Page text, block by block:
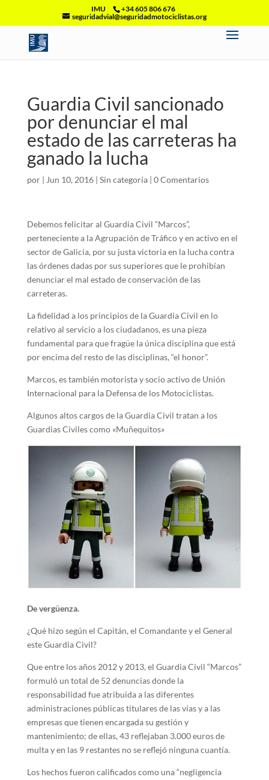
IMU
+34 605 806 676
seguridadvial@seguridadmotociclistas.org
Guardia Civil sancionado
por denunciar el mal
estado de las carreteras ha
ganado la lucha
por | Jun 10, 2016| Sin categoría| 0 Comentarios
Debemos felicitar al Guardia Civil “Marcos”,
perteneciente a la Agrupación de Tráfico y en activo en el
sector de Galicia, por su justa victoria en la lucha contra
las órdenes dadas por sus superiores que le prohibían
denunciar el mal estado de conservación de las
carreteras.
La fidelidad a los principios de la Guardia Civil en lo
relativo al servicio a los ciudadanos, es una pieza
fundamental para que fragüe la única disciplina que está
por encima del resto de las disciplinas, “el honor”.
Marcos, es también motorista y socio activo de Unión
Internacional para la Defensa de los Motociclistas.
Algunos altos cargos de la Guardia Civil tratan a los
Guardias Civiles como «Muñequitos»
De vergüenza.
¿Qué hizo según el Capitán, el Comandante y el General
este Guardia Civil?
Que entre los años 2012 y 2013, el Guardia Civil “Marcos”
formuló un total de 52 denuncias donde la
responsabilidad fue atribuida a las diferentes
administraciones públicas titulares de las vías y a las
empresas que tienen encargada su gestión y
mantenimiento; de ellas, 43 reflejaban 3.000 euros de
multa y en las 9 restantes no se reflejó ninguna cuantía.
Los hechos fueron calificados como una “negligencia